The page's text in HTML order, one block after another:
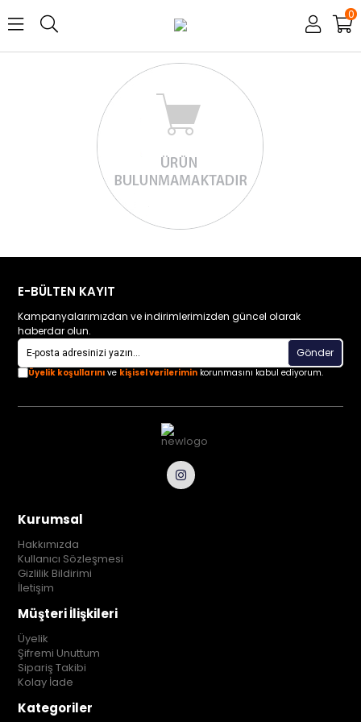
0
E-BÜLTEN KAYIT
Kampanyalarımızdan ve indirimlerimizden güncel olarak
haberdar olun.
Gönder
Üyelik koşullarını ve kişisel verilerimin korunmasını kabul ediyorum.
Kurumsal
Hakkımızda
Kullanıcı Sözleşmesi
Gizlilik Bildirimi
İletişim
Müşteri İlişkileri
Üyelik
Şifremi Unuttum
Sipariş Takibi
Kolay İade
Kategoriler